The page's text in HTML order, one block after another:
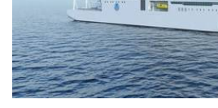
© 2026 •
•أخبار البحرية•التكنولوجيا البحرية